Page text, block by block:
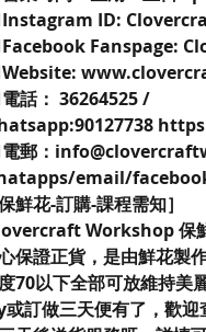
ID:
Fanspage:
電話： 36264525 /
電郵：
email/
鮮花-訂購-課程需知］
Workshop 保
保證正貨，是由鮮花製
70以下全部可放維持美
訂做三天便有了，歡